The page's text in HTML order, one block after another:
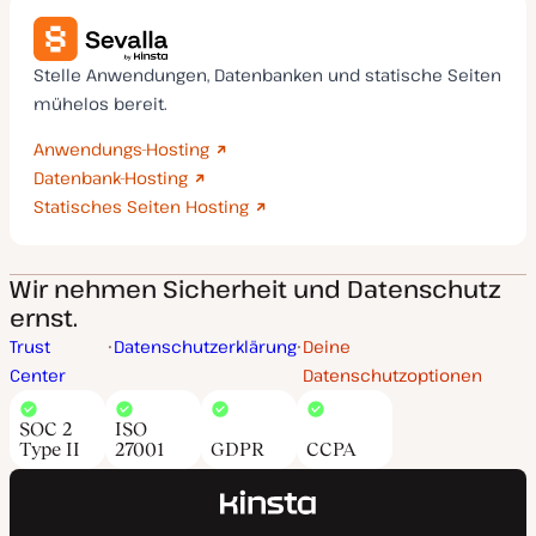
Stelle Anwendungen, Datenbanken und statische Seiten
mühelos bereit.
Anwendungs-Hosting
Datenbank-Hosting
Statisches Seiten Hosting
Wir nehmen Sicherheit und Datenschutz
ernst.
Trust
Center
Datenschutzerklärung Deine
Datenschutzoptionen
SOC 2
Type II
ISO
27001
GDPR CCPA